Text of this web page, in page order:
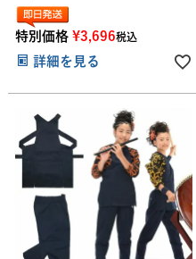
特別価格 ¥3,696税込
詳細を見る